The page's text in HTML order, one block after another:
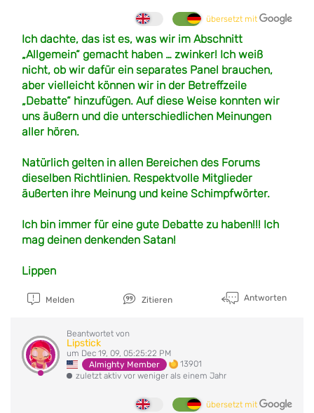
übersetzt mit
Ich dachte, das ist es, was wir im Abschnitt
„Allgemein“ gemacht haben … zwinker! Ich weiß
nicht, ob wir dafür ein separates Panel brauchen,
aber vielleicht können wir in der Betreffzeile
„Debatte“ hinzufügen. Auf diese Weise konnten wir
uns äußern und die unterschiedlichen Meinungen
aller hören.
Natürlich gelten in allen Bereichen des Forums
dieselben Richtlinien. Respektvolle Mitglieder
äußerten ihre Meinung und keine Schimpfwörter.
Ich bin immer für eine gute Debatte zu haben!!! Ich
mag deinen denkenden Satan!
Lippen
Melden Zitieren Antworten
Beantwortet von
Lipstick
um Dec 19, 09, 05:25:22 PM
Almighty Member
13901
zuletzt aktiv vor weniger als einem Jahr
übersetzt mit